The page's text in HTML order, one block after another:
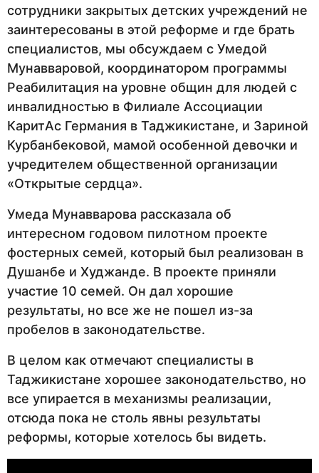
сотрудники закрытых детских учреждений не
заинтересованы в этой реформе и где брать
специалистов, мы обсуждаем с Умедой
Мунавваровой, координатором программы
Реабилитация на уровне общин для людей с
инвалидностью в Филиале Ассоциации
КаритАс Германия в Таджикистане, и Зариной
Курбанбековой, мамой особенной девочки и
учредителем общественной организации
«Открытые сердца».
Умеда Мунавварова рассказала об
интересном годовом пилотном проекте
фостерных семей, который был реализован в
Душанбе и Худжанде. В проекте приняли
участие 10 семей. Он дал хорошие
результаты, но все же не пошел из-за
пробелов в законодательстве.
В целом как отмечают специалисты в
Таджикистане хорошее законодательство, но
все упирается в механизмы реализации,
отсюда пока не столь явны результаты
реформы, которые хотелось бы видеть.